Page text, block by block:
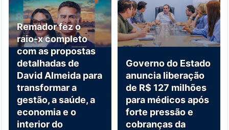
Remador fez o
raio-x completo
com as propostas
detalhadas de
David Almeida para
transformar a
gestão, a saúde, a
economia e o
interior do
Governo do Estado
anuncia liberação
de R$ 127 milhões
para médicos após
forte pressão e
cobranças da